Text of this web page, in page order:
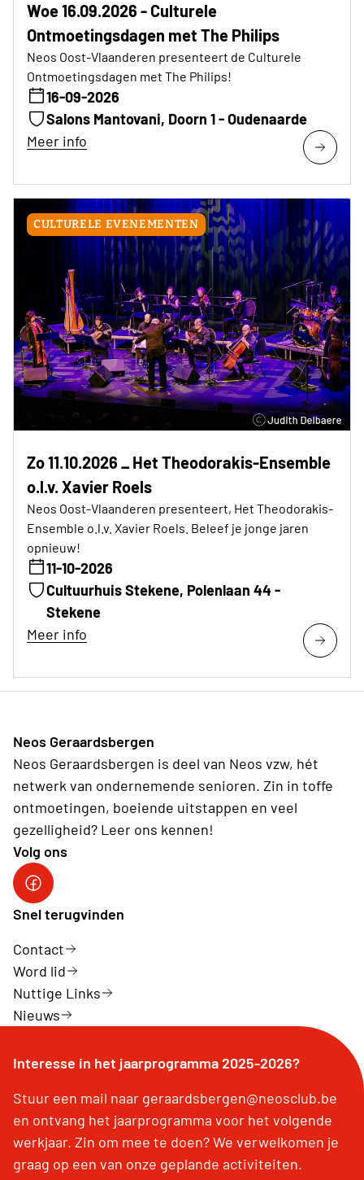
Woe 16.09.2026 - Culturele
Ontmoetingsdagen met The Philips
Neos Oost-Vlaanderen presenteert de Culturele
Ontmoetingsdagen met The Philips!
16-09-2026
Salons Mantovani, Doorn 1 - Oudenaarde
Meer info
CULTURELE EVENEMENTEN
Zo 11.10.2026 _ Het Theodorakis-Ensemble
o.l.v. Xavier Roels
Neos Oost-Vlaanderen presenteert, Het Theodorakis-
Ensemble o.l.v. Xavier Roels. Beleef je jonge jaren
opnieuw!
11-10-2026
Cultuurhuis Stekene, Polenlaan 44 -
Stekene
Meer info
Neos Geraardsbergen
Neos Geraardsbergen is deel van Neos vzw, hét
netwerk van ondernemende senioren. Zin in toffe
ontmoetingen, boeiende uitstappen en veel
gezelligheid? Leer ons kennen!
Volg ons
FACEBOOK
Snel terugvinden
Contact
Word lid
Nuttige Links
Nieuws
Interesse in het jaarprogramma 2025-2026?
Stuur een mail naar geraardsbergen@neosclub.be
en ontvang het jaarprogramma voor het volgende
werkjaar. Zin om mee te doen? We verwelkomen je
graag op een van onze geplande activiteiten.